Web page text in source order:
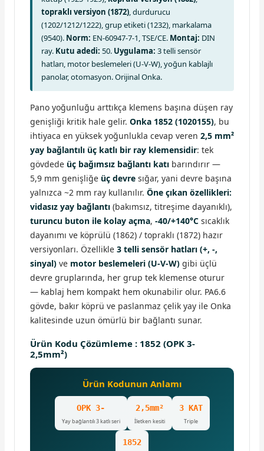
topraklı versiyon (1872), durdurucu
(1202/1212/1222), grup etiketi (1232), markalama
(9540). Norm: EN-60947-7-1, TSE/CE. Montaj: DIN
ray. Kutu adedi: 50. Uygulama: 3 telli sensör
hatları, motor beslemeleri (U-V-W), yoğun kablajlı
panolar, otomasyon. Orijinal Onka.
Pano yoğunluğu arttıkça klemens başına düşen ray
genişliği kritik hale gelir. Onka 1852 (1020155), bu
ihtiyaca en yüksek yoğunlukla cevap veren 2,5 mm²
yay bağlantılı üç katlı bir ray klemensidir: tek
gövdede üç bağımsız bağlantı katı barındırır —
5,9 mm genişliğe üç devre sığar, yani devre başına
yalnızca ~2 mm ray kullanılır. Öne çıkan özellikleri:
vidasız yay bağlantı (bakımsız, titreşime dayanıklı),
turuncu buton ile kolay açma, -40/+140°C sıcaklık
dayanımı ve köprülü (1862) / topraklı (1872) hazır
versiyonları. Özellikle 3 telli sensör hatları (+, -,
sinyal) ve motor beslemeleri (U-V-W) gibi üçlü
devre gruplarında, her grup tek klemense oturur
— kablaj hem kompakt hem okunabilir olur. PA6.6
gövde, bakır köprü ve paslanmaz çelik yay ile Onka
kalitesinde uzun ömürlü bir bağlantı sunar.
Ürün Kodu Çözümleme : 1852 (OPK 3-
2,5mm²)
Ürün Kodunun Anlamı
OPK 3-
Yay bağlantılı 3 katlı seri
2,5mm²
İletken kesiti
3 KAT
Triple
1852